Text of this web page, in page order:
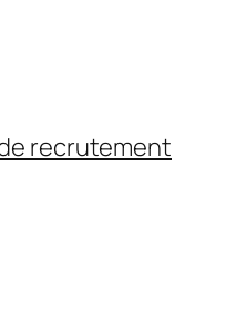
recrutement